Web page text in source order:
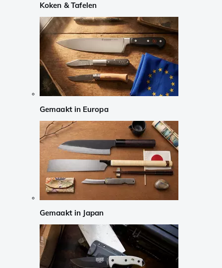
Koken & Tafelen
Gemaakt in Europa
Gemaakt in Japan